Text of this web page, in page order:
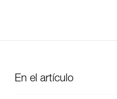
En el artículo